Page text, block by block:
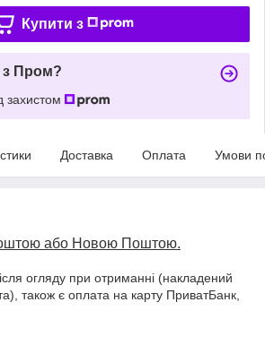
Купити з
з Пром?
захистом
Доставка Оплата Умови
або Новою Поштою.
огляду при отриманні (накладений
також є оплата на карту ПриватБанк,